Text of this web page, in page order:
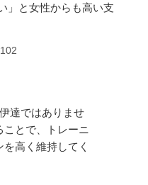
」と女性からも高い支
達ではありませ
ことで、トレーニ
高く維持してく